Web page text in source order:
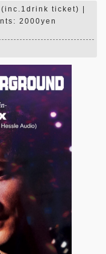
ticket) |
2000yen